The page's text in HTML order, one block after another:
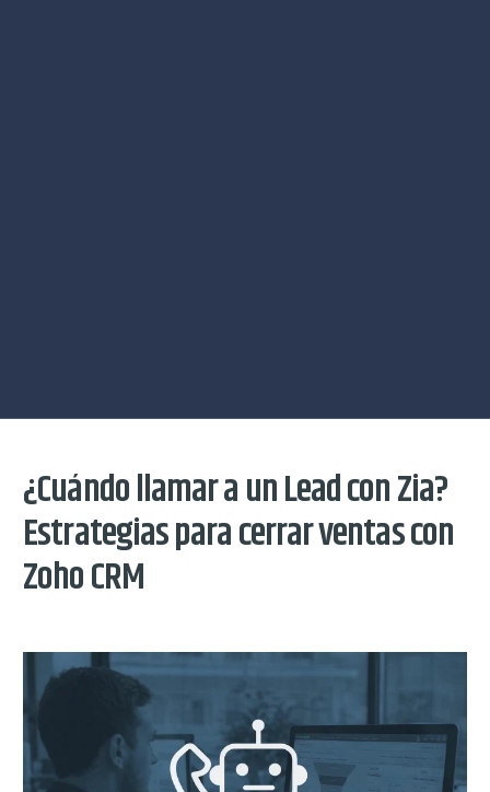
¿Cuándo llamar a un Lead con Zia?
Estrategias para cerrar ventas con
Zoho CRM